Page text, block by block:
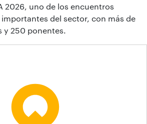
2026, uno de los encuentros
del sector, con más de
y 250 ponentes.